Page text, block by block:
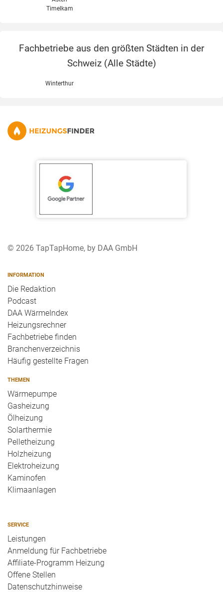
Timelkam
Fachbetriebe aus den größten Städten in der
Schweiz (Alle Städte)
Winterthur
© 2026 TapTapHome, by DAA GmbH
INFORMATION
Die Redaktion
Podcast
DAA WärmeIndex
Heizungsrechner
Fachbetriebe finden
Branchenverzeichnis
Häufig gestellte Fragen
THEMEN
Wärmepumpe
Gasheizung
Ölheizung
Solarthermie
Pelletheizung
Holzheizung
Elektroheizung
Kaminofen
Klimaanlagen
SERVICE
Leistungen
Anmeldung für Fachbetriebe
Affiliate-Programm Heizung
Offene Stellen
Datenschutzhinweise